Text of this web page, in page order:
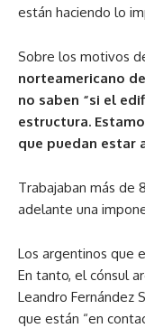
están haciendo lo
Sobre los motivos
norteamericano
no saben “si el
estructura.
que puedan estar
Trabajaban más de
adelante una
Los argentinos que
En tanto, el cónsul
Leandro Fernández
que están “en